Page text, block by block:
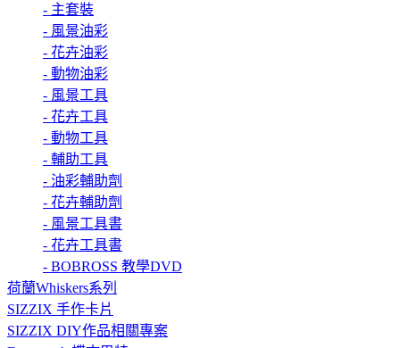
- 主套裝
- 風景油彩
- 花卉油彩
- 動物油彩
- 風景工具
- 花卉工具
- 動物工具
- 輔助工具
- 油彩輔助劑
- 花卉輔助劑
- 風景工具書
- 花卉工具書
- BOBROSS 教學DVD
荷蘭Whiskers系列
SIZZIX 手作卡片
SIZZIX DIY作品相關專案